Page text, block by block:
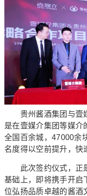
贵州酱酒集团与壹媒
是在壹媒介集团等媒介
全国百余城，47000余
名度得以空前提升，快
此次签约仪式，正是
基础上，即将携手开启
位弘扬品质卓越的酱酒